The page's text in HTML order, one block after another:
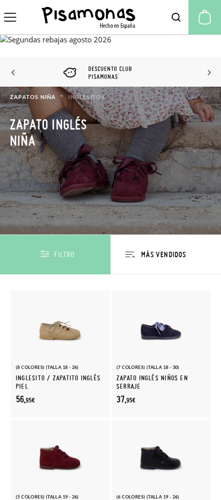
DESCUENTO CLUB
PISAMONAS
ZAPATOS NIÑA INGLESITOS
ZAPATO INGLÉS
NIÑA
FILTRO
(8 COLORES) (TALLA 18 - 26)
INGLESITO / ZAPATITO INGLÉS
PIEL
56,95€
(7 COLORES) (TALLA 18 - 30)
ZAPATO INGLÉS NIÑOS EN
SERRAJE
37,95€
(5 COLORES) (TALLA 19 - 26) (6 COLORES) (TALLA 19 - 26)